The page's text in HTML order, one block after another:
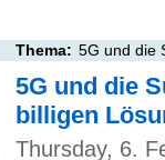
Thema: 5G und die
5G und die
billigen
Thursday, 6.